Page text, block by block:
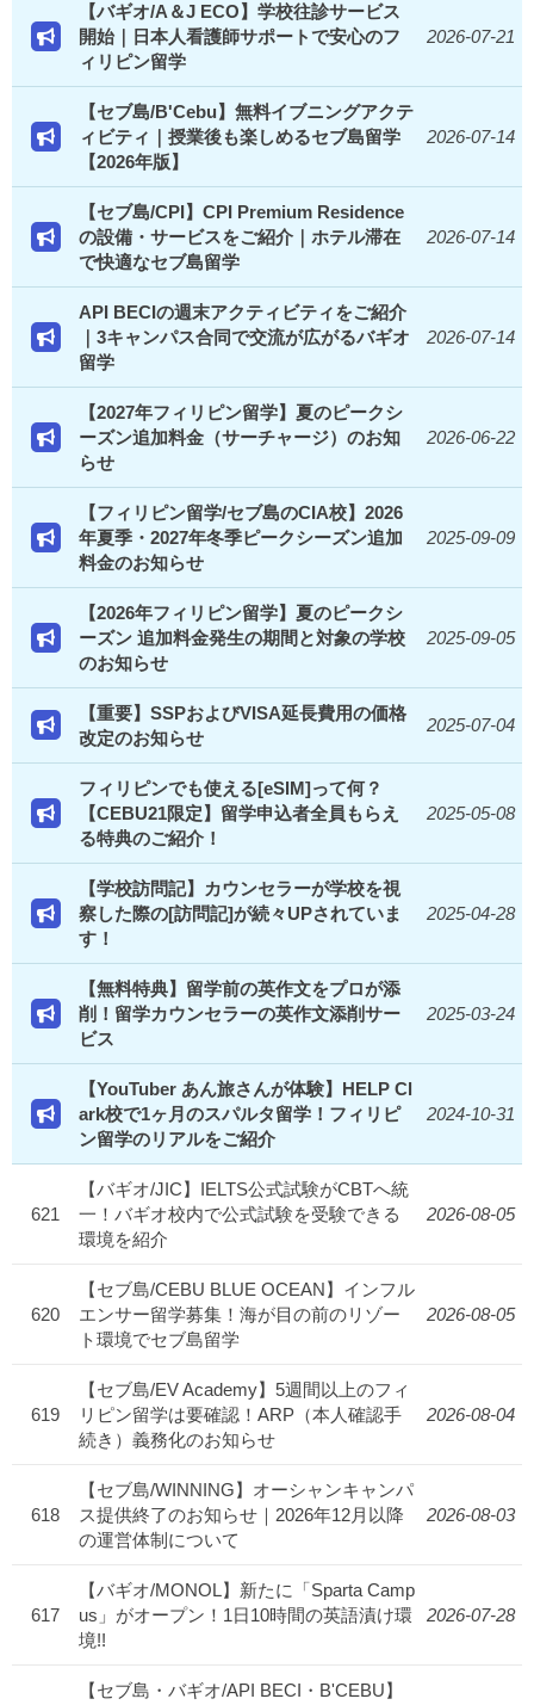
【バギオ/A＆J ECO】学校往診サービス
開始｜日本人看護師サポートで安心のフ
ィリピン留学
2026-07-21
【セブ島/B'Cebu】無料イブニングアクテ
ィビティ｜授業後も楽しめるセブ島留学
【2026年版】
2026-07-14
【セブ島/CPI】CPI Premium Residence
の設備・サービスをご紹介｜ホテル滞在
で快適なセブ島留学
2026-07-14
API BECIの週末アクティビティをご紹介
｜3キャンパス合同で交流が広がるバギオ
留学
2026-07-14
【2027年フィリピン留学】夏のピークシ
ーズン追加料金（サーチャージ）のお知
らせ
2026-06-22
【フィリピン留学/セブ島のCIA校】2026
年夏季・2027年冬季ピークシーズン追加
料金のお知らせ
2025-09-09
【2026年フィリピン留学】夏のピークシ
ーズン 追加料金発生の期間と対象の学校
のお知らせ
2025-09-05
【重要】SSPおよびVISA延長費用の価格
改定のお知らせ
2025-07-04
フィリピンでも使える[eSIM]って何？
【CEBU21限定】留学申込者全員もらえ
る特典のご紹介！
2025-05-08
【学校訪問記】カウンセラーが学校を視
察した際の[訪問記]が続々UPされていま
す！
2025-04-28
【無料特典】留学前の英作文をプロが添
削！留学カウンセラーの英作文添削サー
ビス
2025-03-24
【YouTuber あん旅さんが体験】HELP Cl
ark校で1ヶ月のスパルタ留学！フィリピ
ン留学のリアルをご紹介
2024-10-31
621
【バギオ/JIC】IELTS公式試験がCBTへ統
一！バギオ校内で公式試験を受験できる
環境を紹介
2026-08-05
620
【セブ島/CEBU BLUE OCEAN】インフル
エンサー留学募集！海が目の前のリゾー
ト環境でセブ島留学
2026-08-05
619
【セブ島/EV Academy】5週間以上のフィ
リピン留学は要確認！ARP（本人確認手
続き）義務化のお知らせ
2026-08-04
618
【セブ島/WINNING】オーシャンキャンパ
ス提供終了のお知らせ｜2026年12月以降
の運営体制について
2026-08-03
617
【バギオ/MONOL】新たに「Sparta Camp
us」がオープン！1日10時間の英語漬け環
境!!
2026-07-28
【セブ島・バギオ/API BECI・B'CEBU】